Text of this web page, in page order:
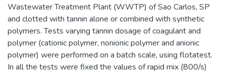
Wastewater Treatment Plant (WWTP) of Sao Carlos, SP
and clotted with tannin alone or combined with synthetic
polymers. Tests varying tannin dosage of coagulant and
polymer (cationic polymer, nonionic polymer and anionic
polymer) were performed on a batch scale, using flotatest.
In all the tests were fixed the values of rapid mix (800/s)